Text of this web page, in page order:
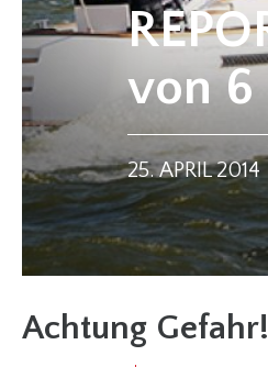
von 6
25. APRIL 2014
Achtung Gefahr!